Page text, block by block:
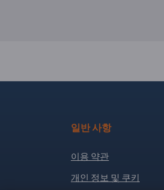
일반 사항
이용 약관
개인 정보 및 쿠키